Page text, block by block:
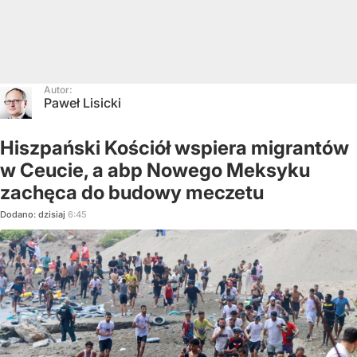
Autor:
Paweł Lisicki
Hiszpański Kościół wspiera migrantów
w Ceucie, a abp Nowego Meksyku
zachęca do budowy meczetu
Dodano: dzisiaj 6:45